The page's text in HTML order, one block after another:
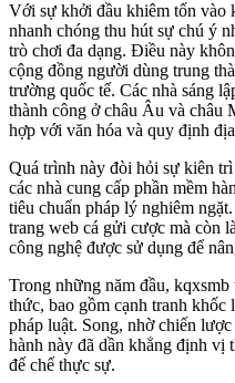
Với sự khởi đầu khiêm tốn vào
nhanh chóng thu hút sự chú ý
trò chơi đa dạng. Điều này
cộng đồng người dùng trung
trường quốc tế. Các nhà sáng
thành công ở châu Âu và châu
hợp với văn hóa và quy định
Quá trình này đòi hỏi sự kiên
các nhà cung cấp phần mềm
tiêu chuẩn pháp lý nghiêm
trang web cá gửi cược mà còn
công nghệ được sử dụng để
Trong những năm đầu,
thức, bao gồm cạnh tranh
pháp luật. Song, nhờ chiến
hành này đã dần khẳng định vị
đế chế thực sự.